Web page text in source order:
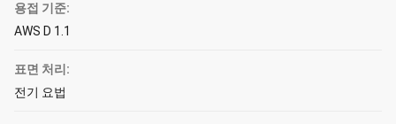
용접 기준:
AWS D 1.1
표면 처리:
전기 요법